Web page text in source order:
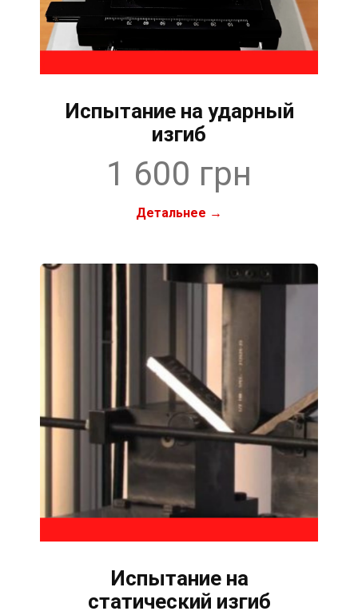
Испытание на ударный
изгиб
1 600 грн
Детальнее →
Испытание на
статический изгиб